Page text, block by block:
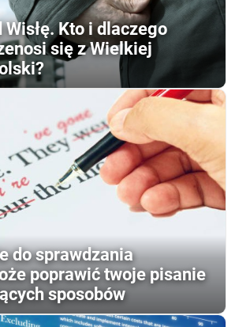
Wisłę. Kto i dlaczego
się z Wielkiej
do sprawdzania
poprawić twoje pisanie
sposobów